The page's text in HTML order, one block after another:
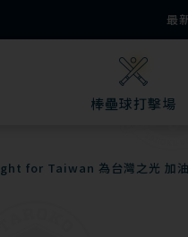
最
棒壘球打擊場
for Taiwan 為台灣之光 加油